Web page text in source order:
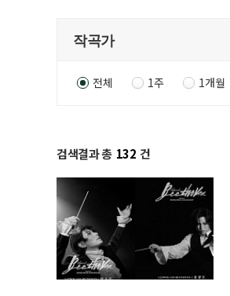
전체 1주 1개월
검색결과 총 132 건